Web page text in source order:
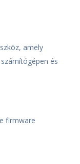
amely
és
firmware